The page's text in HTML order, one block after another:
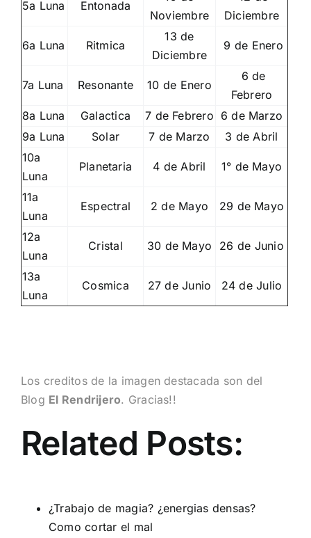
5a Luna Entonada
Noviembre
Diciembre
6a Luna Ritmica
13 de
Diciembre
9 de Enero
7a Luna Resonante 10 de Enero
6 de
Febrero
8a Luna
Galactica 7 de Febrero 6 de Marzo
9a Luna
Solar 7 de Marzo
3 de Abril
10a
Luna
Planetaria 4 de Abril 1° de Mayo
11a
Luna
Espectral 2 de Mayo 29 de Mayo
12a
Luna
Cristal 30 de Mayo 26 de Junio
13a
Luna
Cosmica 27 de Junio 24 de Julio
Los creditos de la imagen destacada son del
Blog El Rendrijero. Gracias!!
Related Posts:
¿Trabajo de magia? ¿energias densas?
Como cortar el mal